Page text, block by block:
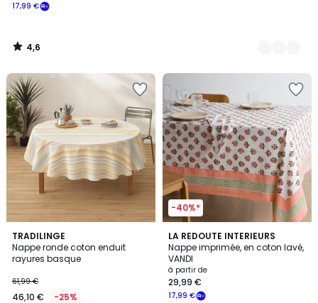
17,99 €
4,6
/
TRADILINGE
Nappe ronde coton enduit
rayures basque
61,99 €
46,10 € -25%
-40%*
LA REDOUTE INTERIEURS
Nappe imprimée, en coton lavé,
VANDI
à partir de
17,99 €
29,99 €
5
/
5